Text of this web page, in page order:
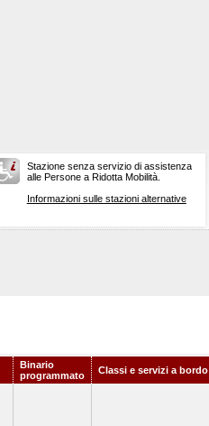
Stazione senza servizio di assistenza
alle Persone a Ridotta Mobilità.
Informazioni sulle stazioni alternative
Binario
programmato
Classi e servizi a bordo